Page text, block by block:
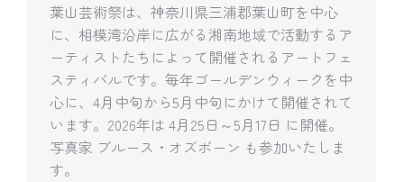
葉山芸術祭は、神奈川県三浦郡葉山町を中心
に、相模湾沿岸に広がる湘南地域で活動するア
ーティストたちによって開催されるアートフェ
スティバルです。毎年ゴールデンウィークを中
心に、4月中旬から5月中旬にかけて開催されて
います。2026年は 4月25日～5月17日 に開催。
写真家 ブルース・オズボーン も参加いたしま
す。